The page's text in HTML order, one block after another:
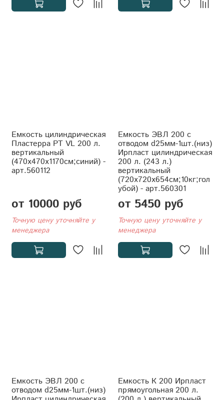
Емкость цилиндрическая
Пластерра PT VL 200 л.
вертикальный
(470x470x1170см;синий) -
арт.560112
от 10000 руб
Точную цену уточняйте у
менеджера
Емкость ЭВЛ 200 с
отводом d25мм-1шт.(низ)
Ирпласт цилиндрическая
200 л. (243 л.)
вертикальный
(720x720x654см;10кг;гол
убой) - арт.560301
от 5450 руб
Точную цену уточняйте у
менеджера
Емкость ЭВЛ 200 с
отводом d25мм-1шт.(низ)
Емкость К 200 Ирпласт
прямоугольная 200 л.